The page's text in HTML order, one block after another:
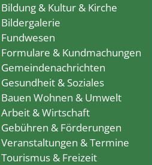
Bildung & Kultur & Kirche
Bildergalerie
Fundwesen
Formulare & Kundmachungen
Gemeindenachrichten
Gesundheit & Soziales
Bauen Wohnen & Umwelt
Arbeit & Wirtschaft
Gebühren & Förderungen
Veranstaltungen & Termine
Tourismus & Freizeit